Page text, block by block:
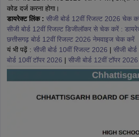
Exam
MP Board 12th UK Board 12thGoa
Public School AdmissionsNavyug School
Schools in JaipurSchools in Lucknow
Schools in Punjab
Schools in Bihar
Medium Schools in India
Gujarati
Army Public Schools in India
HBSE 12th Syllabus HPBOSE 12th
Class 12 Question PapersHBSE 12th
10th SyllabusJAC 10th Syllabus
कोड दर्ज करना होगा।
डायरेक्ट लिंक : सीजी बोर्ड 12वीं रिजल्ट 2026 चेक
सीजी बोर्ड 12वीं रिजल्ट डिजीलॉकर से चेक करें :
छत्तीसगढ़ बोर्ड 12वीं रिजल्ट 2026 नेमवाइज चेक करें
यं भी पढ़ें : सीजी बोर्ड 10वीं रिजल्ट 2026 | सीजी
बोर्ड 10वीं टॉपर 2026 | सीजी बोर्ड 12वीं टॉपर 2026